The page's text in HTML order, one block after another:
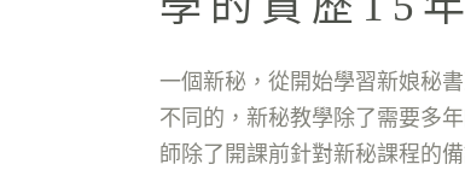
一個新秘，從開始學習新娘秘
不同的，新秘教學除了需要多
師除了開課前針對新秘課程的